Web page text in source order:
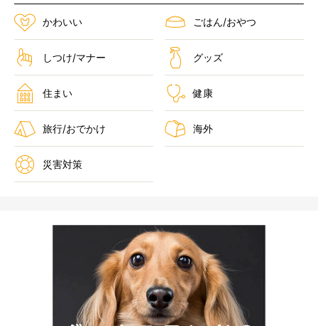
かわいい ごはん/おやつ
しつけ/マナー グッズ
住まい 健康
旅行/おでかけ 海外
災害対策